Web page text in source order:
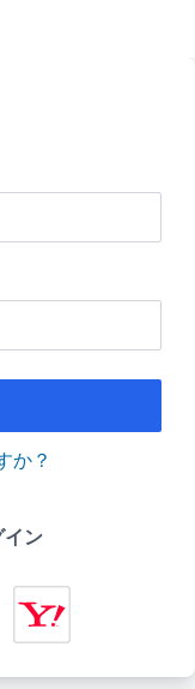
か？
イン